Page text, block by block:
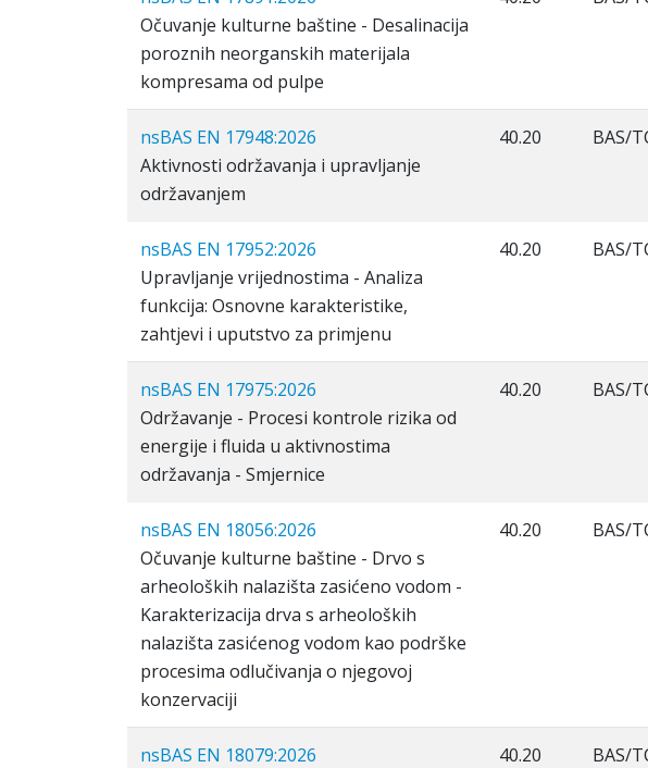
Očuvanje kulturne baštine - Desalinacija
poroznih neorganskih materijala
kompresama od pulpe
nsBAS EN 17948:2026
Aktivnosti održavanja i upravljanje
održavanjem
40.20 BAS/
nsBAS EN 17952:2026
Upravljanje vrijednostima - Analiza
funkcija: Osnovne karakteristike,
zahtjevi i uputstvo za primjenu
40.20 BAS/
nsBAS EN 17975:2026
Održavanje - Procesi kontrole rizika od
energije i fluida u aktivnostima
održavanja - Smjernice
40.20 BAS/
nsBAS EN 18056:2026
Očuvanje kulturne baštine - Drvo s
arheoloških nalazišta zasićeno vodom -
Karakterizacija drva s arheoloških
nalazišta zasićenog vodom kao podrške
procesima odlučivanja o njegovoj
konzervaciji
40.20 BAS/
nsBAS EN 18079:2026
40.20 BAS/